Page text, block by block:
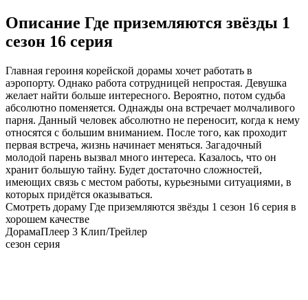
Описание Где приземляются звёзды 1
сезон 16 серия
Главная героиня корейской дорамы хочет работать в
аэропорту. Однако работа сотрудницей непростая. Девушка
желает найти больше интересного. Вероятно, потом судьба
абсолютно поменяется. Однажды она встречает молчаливого
парня. Данный человек абсолютно не переносит, когда к нему
относятся с большим вниманием. После того, как проходит
первая встреча, жизнь начинает меняться. Загадочный
молодой парень вызвал много интереса. Казалось, что он
хранит большую тайну. Будет достаточно сложностей,
имеющих связь с местом работы, курьезными ситуациями, в
которых придётся оказываться.
Смотреть дораму Где приземляются звёзды 1 сезон 16 серия в
хорошем качестве
ДорамаПлеер 3 Клип/Трейлер
сезон серия